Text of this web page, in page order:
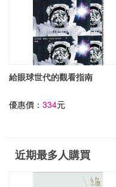
給眼球世代的觀看指南
優惠價： 334元
近期最多人購買